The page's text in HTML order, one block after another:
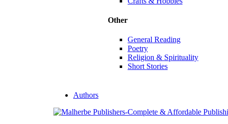
Other
General Reading
Poetry
Religion & Spirituality
Short Stories
Authors